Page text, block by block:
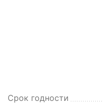
Срок годности